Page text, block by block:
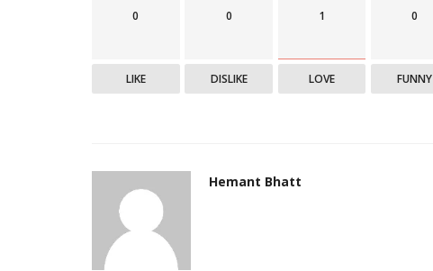
0
LIKE
0
DISLIKE
1
LOVE
0
FUNNY
Hemant Bhatt